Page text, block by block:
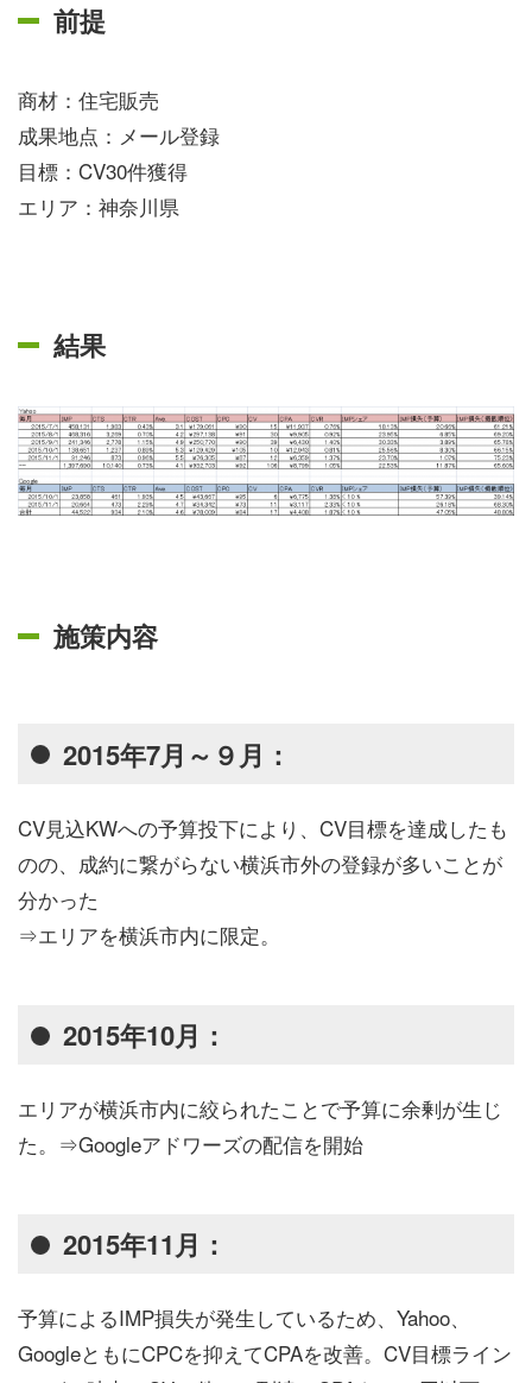
前提
商材：住宅販売
成果地点：メール登録
目標：CV30件獲得
エリア：神奈川県
結果
施策内容
2015年7月～９月：
CV見込KWへの予算投下により、CV目標を達成したも
のの、成約に繋がらない横浜市外の登録が多いことが
分かった
⇒エリアを横浜市内に限定。
2015年10月：
エリアが横浜市内に絞られたことで予算に余剰が生じ
た。⇒Googleアドワーズの配信を開始
2015年11月：
予算によるIMP損失が発生しているため、Yahoo、
GoogleともにCPCを抑えてCPAを改善。CV目標ライン